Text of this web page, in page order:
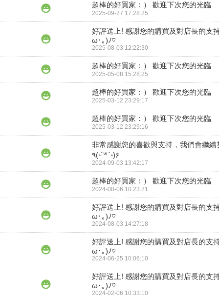
超棒的好買家：） 歡迎下次您的光臨
2025-09-27 17:28:25
好評送上! 感謝您的購買及對店長的支
ω･｡)ﾉ♡
2025-08-03 12:22:30
超棒的好買家：） 歡迎下次您的光臨
2025-05-08 15:28:25
超棒的好買家：） 歡迎下次您的光臨
2025-03-12 23:29:17
超棒的好買家：） 歡迎下次您的光臨
2025-03-12 23:29:16
非常感謝您的喜歡與支持，我們會繼續
٩(◦`꒳´◦)۶
2024-09-03 13:42:17
超棒的好買家：） 歡迎下次您的光臨
2024-08-06 10:23:21
好評送上! 感謝您的購買及對店長的支
ω･｡)ﾉ♡
2024-08-03 14:27:18
好評送上! 感謝您的購買及對店長的支
ω･｡)ﾉ♡
2024-06-25 10:06:10
好評送上! 感謝您的購買及對店長的支
ω･｡)ﾉ♡
2024-02-06 10:33:10